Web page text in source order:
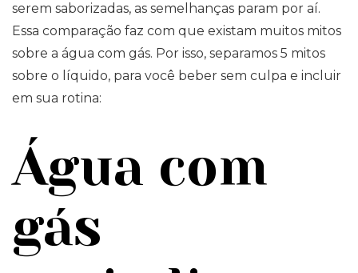
serem saborizadas, as semelhanças param por aí.
Essa comparação faz com que existam muitos mitos
sobre a água com gás. Por isso, separamos 5 mitos
sobre o líquido, para você beber sem culpa e incluir
em sua rotina:
Água com
gás